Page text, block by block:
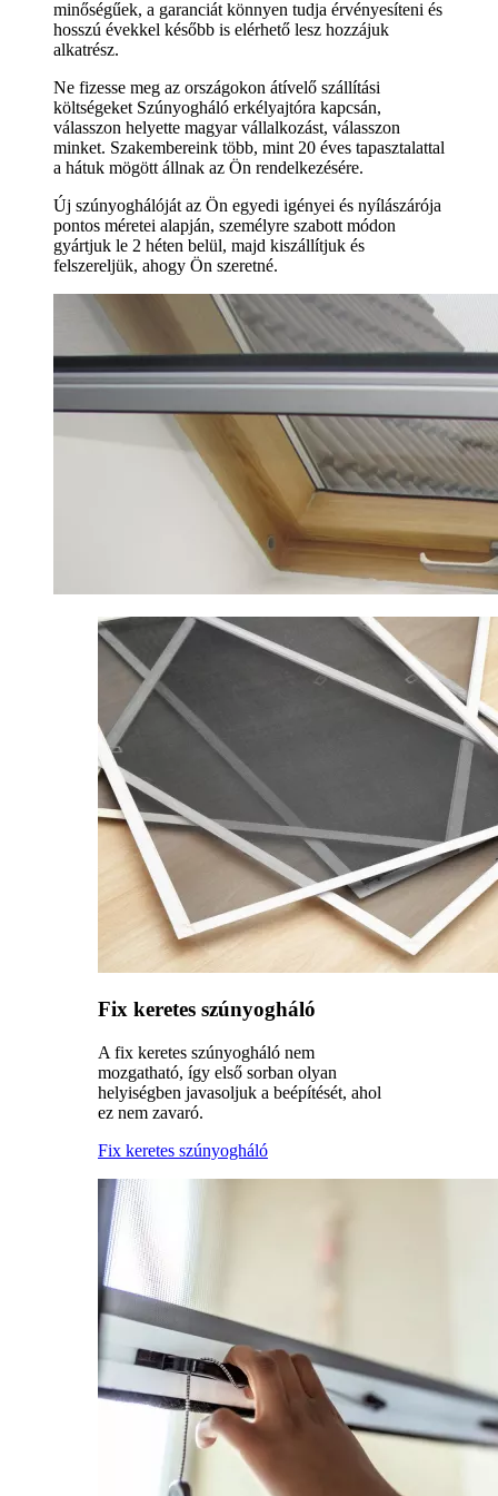
minőségűek, a garanciát könnyen tudja érvényesíteni és
hosszú évekkel később is elérhető lesz hozzájuk
alkatrész.
Ne fizesse meg az országokon átívelő szállítási
költségeket Szúnyogháló erkélyajtóra kapcsán,
válasszon helyette magyar vállalkozást, válasszon
minket. Szakembereink több, mint 20 éves tapasztalattal
a hátuk mögött állnak az Ön rendelkezésére.
Új szúnyoghálóját az Ön egyedi igényei és nyílászárója
pontos méretei alapján, személyre szabott módon
gyártjuk le 2 héten belül, majd kiszállítjuk és
felszereljük, ahogy Ön szeretné.
Fix keretes szúnyogháló
A fix keretes szúnyogháló nem
mozgatható, így első sorban olyan
helyiségben javasoljuk a beépítését, ahol
ez nem zavaró.
Fix keretes szúnyogháló